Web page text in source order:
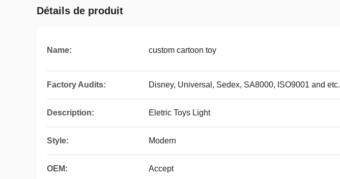
Détails de produit
Name: custom cartoon toy
Factory Audits: Disney, Universal, Sedex, SA8000, ISO9001 and etc.
Description: Eletric Toys Light
Style: Modern
OEM: Accept